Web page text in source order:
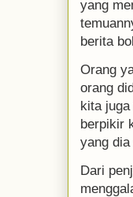
yang
berita
Orang
orang
kita
berpikir
yang
Dari